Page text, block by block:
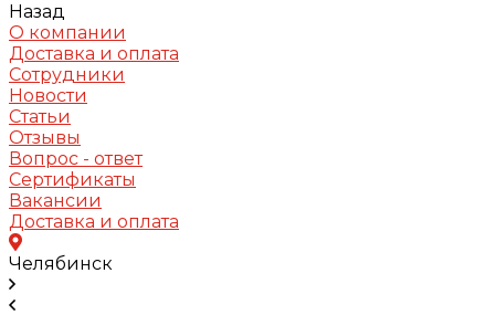
Назад
О компании
Доставка и оплата
Сотрудники
Новости
Статьи
Отзывы
Вопрос - ответ
Сертификаты
Вакансии
Доставка и оплата
Челябинск